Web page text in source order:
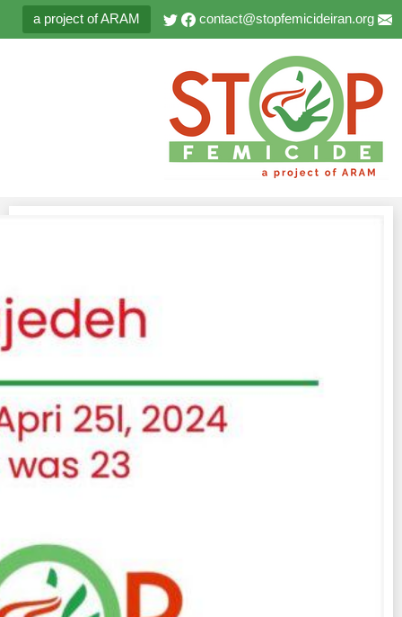
contact@stopfemicideiran.org
a project of ARAM